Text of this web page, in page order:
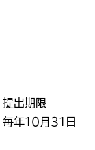
提出期限
毎年１０月３１日